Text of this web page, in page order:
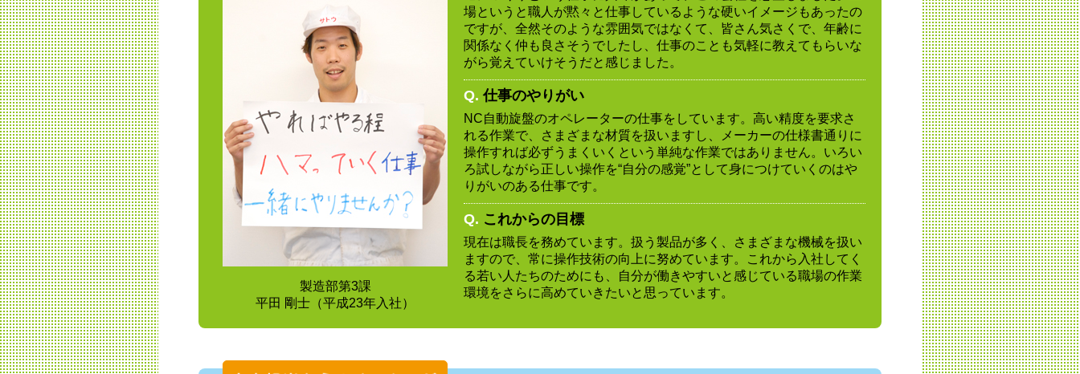
製造部第3課
平田 剛士（平成23年入社）
場というと職人が黙々と仕事しているような硬いイメージもあったの
ですが、全然そのような雰囲気ではなくて、皆さん気さくで、年齢に
関係なく仲も良さそうでしたし、仕事のことも気軽に教えてもらいな
がら覚えていけそうだと感じました。
Q. 仕事のやりがい
NC自動旋盤のオペレーターの仕事をしています。高い精度を要求さ
れる作業で、さまざまな材質を扱いますし、メーカーの仕様書通りに
操作すれば必ずうまくいくという単純な作業ではありません。いろい
ろ試しながら正しい操作を“自分の感覚”として身につけていくのはや
りがいのある仕事です。
Q. これからの目標
現在は職長を務めています。扱う製品が多く、さまざまな機械を扱い
ますので、常に操作技術の向上に努めています。これから入社してく
る若い人たちのためにも、自分が働きやすいと感じている職場の作業
環境をさらに高めていきたいと思っています。